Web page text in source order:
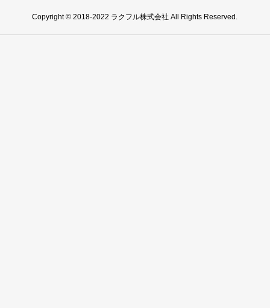
Copyright © 2018-2022 ラクフル株式会社 All Rights Reserved.